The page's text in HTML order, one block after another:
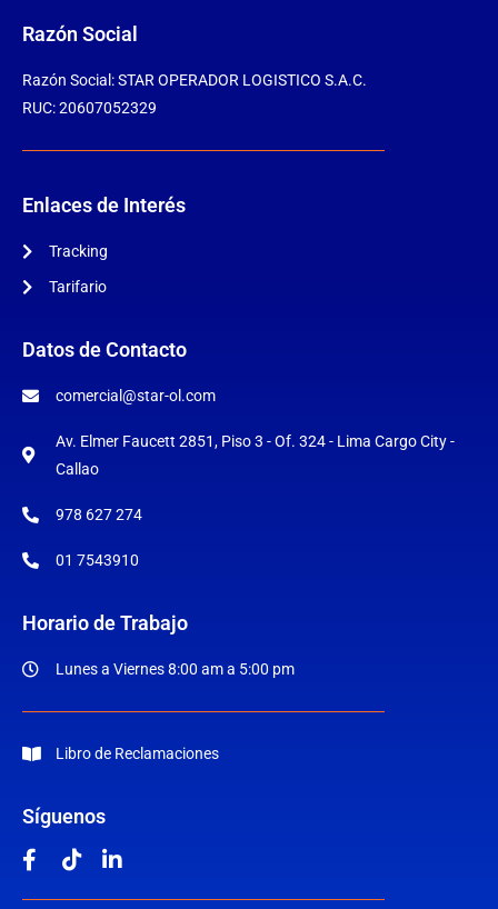
Razón Social
Razón Social: STAR OPERADOR LOGISTICO S.A.C.
RUC: 20607052329
Enlaces de Interés
Tracking
Tarifario
Datos de Contacto
comercial@star-ol.com
Av. Elmer Faucett 2851, Piso 3 - Of. 324 - Lima Cargo City -
Callao
978 627 274
01 7543910
Horario de Trabajo
Lunes a Viernes 8:00 am a 5:00 pm
Libro de Reclamaciones
Síguenos